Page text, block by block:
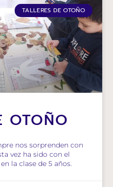
TALLERES DE OTOÑO
OTOÑO
nos sorprenden con
vez ha sido con el
la clase de 5 años.